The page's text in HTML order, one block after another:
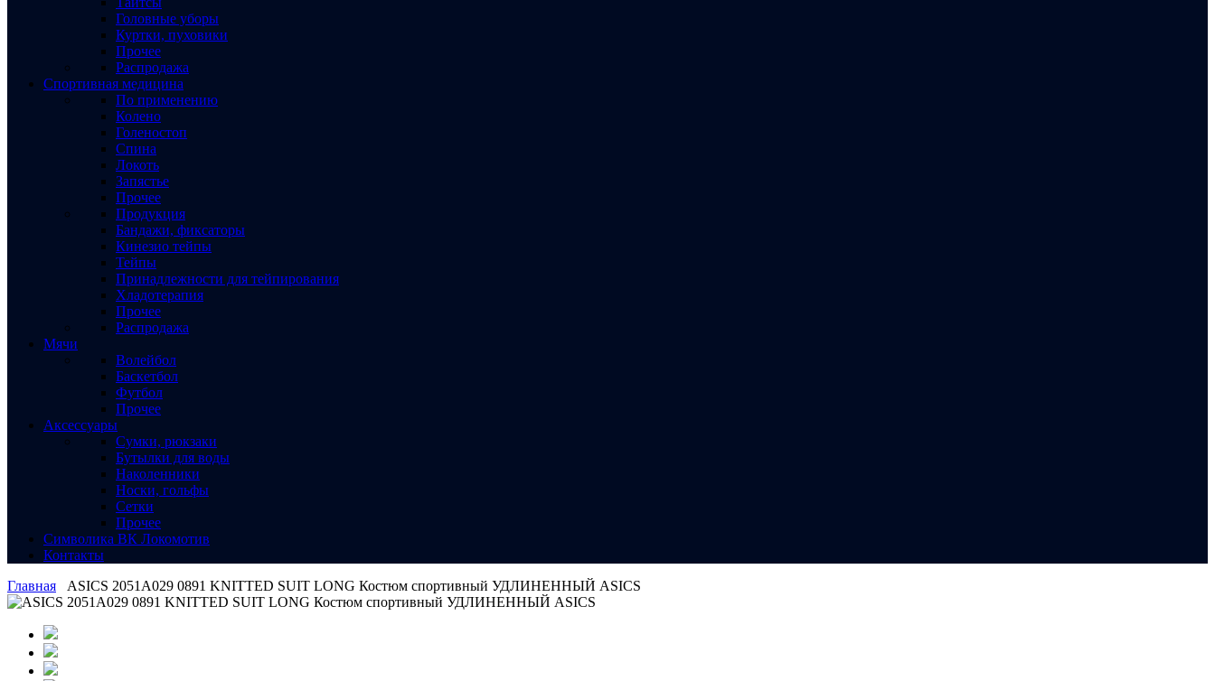
Головные уборы
Куртки, пуховики
Прочее
Распродажа
Спортивная медицина
По применению
Колено
Голеностоп
Спина
Локоть
Запястье
Прочее
Продукция
Бандажи, фиксаторы
Кинезио тейпы
Тейпы
Принадлежности для тейпирования
Хладотерапия
Прочее
Распродажа
Мячи
Волейбол
Баскетбол
Футбол
Прочее
Аксессуары
Сумки, рюкзаки
Бутылки для воды
Наколенники
Носки, гольфы
Сетки
Прочее
Символика ВК Локомотив
Контакты
Главная
ASICS 2051A029 0891 KNITTED SUIT LONG Костюм спортивный УДЛИНЕННЫЙ ASICS